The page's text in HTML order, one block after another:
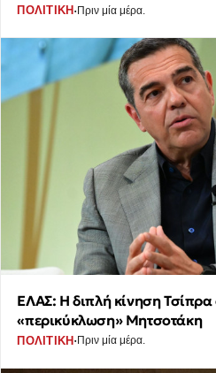
ΠΟΛΙΤΙΚΗ ·Πριν μία μέρα.
ΕΛΑΣ: Η διπλή κίνηση
«περικύκλωση» Μητσοτάκη
ΠΟΛΙΤΙΚΗ · Πριν μία μέρα.